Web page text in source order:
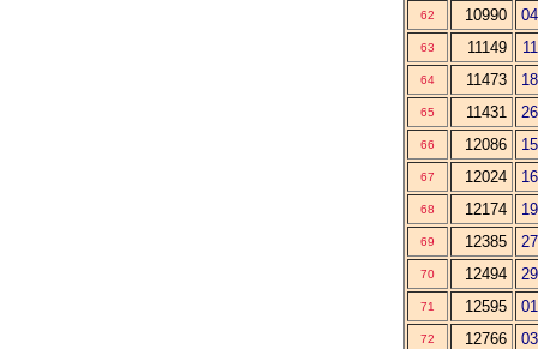
62 10990
63 11149
64 11473
65 11431
66 12086
67 12024
68 12174
69 12385
70 12494
71 12595
72 12766